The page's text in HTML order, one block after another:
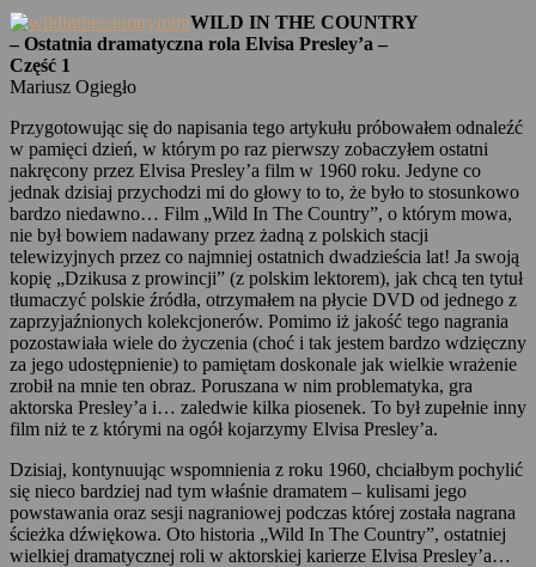
WILD IN THE COUNTRY
– Ostatnia dramatyczna rola Elvisa Presley’a –
Część 1
Mariusz Ogiegło
Przygotowując się do napisania tego artykułu próbowałem odnaleźć
w pamięci dzień, w którym po raz pierwszy zobaczyłem ostatni
nakręcony przez Elvisa Presley’a film w 1960 roku. Jedyne co
jednak dzisiaj przychodzi mi do głowy to to, że było to stosunkowo
bardzo niedawno… Film „Wild In The Country”, o którym mowa,
nie był bowiem nadawany przez żadną z polskich stacji
telewizyjnych przez co najmniej ostatnich dwadzieścia lat! Ja swoją
kopię „Dzikusa z prowincji” (z polskim lektorem), jak chcą ten tytuł
tłumaczyć polskie źródła, otrzymałem na płycie DVD od jednego z
zaprzyjaźnionych kolekcjonerów. Pomimo iż jakość tego nagrania
pozostawiała wiele do życzenia (choć i tak jestem bardzo wdzięczny
za jego udostępnienie) to pamiętam doskonale jak wielkie wrażenie
zrobił na mnie ten obraz. Poruszana w nim problematyka, gra
aktorska Presley’a i… zaledwie kilka piosenek. To był zupełnie inny
film niż te z którymi na ogół kojarzymy Elvisa Presley’a.
Dzisiaj, kontynuując wspomnienia z roku 1960, chciałbym pochylić
się nieco bardziej nad tym właśnie dramatem – kulisami jego
powstawania oraz sesji nagraniowej podczas której została nagrana
ścieżka dźwiękowa. Oto historia „Wild In The Country”, ostatniej
wielkiej dramatycznej roli w aktorskiej karierze Elvisa Presley’a…